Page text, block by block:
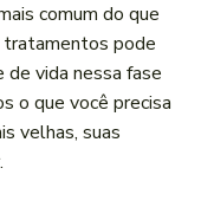
comum do que
tratamentos pode
de vida nessa fase
o que você precisa
velhas, suas